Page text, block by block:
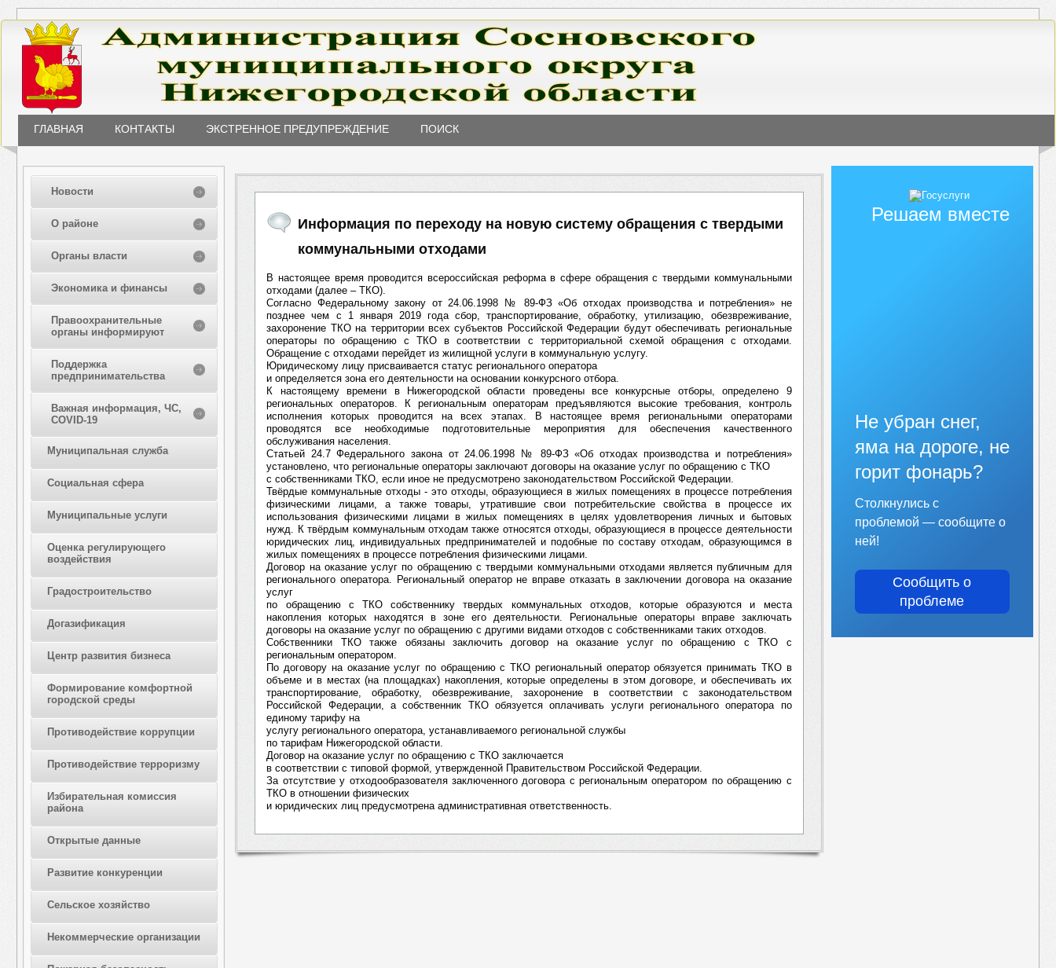
ГЛАВНАЯ КОНТАКТЫ ЭКСТРЕННОЕ ПРЕДУПРЕЖДЕНИЕ ПОИСК
Новости
О районе
Органы власти
Экономика и финансы
Правоохранительные
органы информируют
Поддержка
предпринимательства
Важная информация, ЧС,
COVID-19
Муниципальная служба
Социальная сфера
Муниципальные услуги
Оценка регулирующего
воздействия
Градостроительство
Догазификация
Центр развития бизнеса
Формирование комфортной
городской среды
Противодействие коррупции
Противодействие терроризму
Избирательная комиссия
района
Открытые данные
Развитие конкуренции
Сельское хозяйство
Некоммерческие организации
Информация по переходу на новую систему обращения с твердыми
коммунальными отходами
В настоящее время проводится всероссийская реформа в сфере обращения с твердыми коммунальными
отходами (далее – ТКО).
Согласно Федеральному закону от 24.06.1998 № 89-ФЗ «Об отходах производства и потребления» не
позднее чем с 1 января 2019 года сбор, транспортирование, обработку, утилизацию, обезвреживание,
захоронение ТКО на территории всех субъектов Российской Федерации будут обеспечивать региональные
операторы по обращению с ТКО в соответствии с территориальной схемой обращения с отходами.
Обращение с отходами перейдет из жилищной услуги в коммунальную услугу.
Юридическому лицу присваивается статус регионального оператора
и определяется зона его деятельности на основании конкурсного отбора.
К настоящему времени в Нижегородской области проведены все конкурсные отборы, определено 9
региональных операторов. К региональным операторам предъявляются высокие требования, контроль
исполнения которых проводится на всех этапах. В настоящее время региональными операторами
проводятся все необходимые подготовительные мероприятия для обеспечения качественного
обслуживания населения.
Статьей 24.7 Федерального закона от 24.06.1998 № 89-ФЗ «Об отходах производства и потребления»
установлено, что региональные операторы заключают договоры на оказание услуг по обращению с ТКО
с собственниками ТКО, если иное не предусмотрено законодательством Российской Федерации.
Твёрдые коммунальные отходы - это отходы, образующиеся в жилых помещениях в процессе потребления
физическими лицами, а также товары, утратившие свои потребительские свойства в процессе их
использования физическими лицами в жилых помещениях в целях удовлетворения личных и бытовых
нужд. К твёрдым коммунальным отходам также относятся отходы, образующиеся в процессе деятельности
юридических лиц, индивидуальных предпринимателей и подобные по составу отходам, образующимся в
жилых помещениях в процессе потребления физическими лицами.
Договор на оказание услуг по обращению с твердыми коммунальными отходами является публичным для
регионального оператора. Региональный оператор не вправе отказать в заключении договора на оказание
услуг
по обращению с ТКО собственнику твердых коммунальных отходов, которые образуются и места
накопления которых находятся в зоне его деятельности. Региональные операторы вправе заключать
договоры на оказание услуг по обращению с другими видами отходов с собственниками таких отходов.
Собственники ТКО также обязаны заключить договор на оказание услуг по обращению с ТКО с
региональным оператором.
По договору на оказание услуг по обращению с ТКО региональный оператор обязуется принимать ТКО в
объеме и в местах (на площадках) накопления, которые определены в этом договоре, и обеспечивать их
транспортирование, обработку, обезвреживание, захоронение в соответствии с законодательством
Российской Федерации, а собственник ТКО обязуется оплачивать услуги регионального оператора по
единому тарифу на
услугу регионального оператора, устанавливаемого региональной службы
по тарифам Нижегородской области.
Договор на оказание услуг по обращению с ТКО заключается
в соответствии с типовой формой, утвержденной Правительством Российской Федерации.
За отсутствие у отходообразователя заключенного договора с региональным оператором по обращению с
ТКО в отношении физических
и юридических лиц предусмотрена административная ответственность.
Решаем вместе
Не убран снег,
яма на дороге, не
горит фонарь?
Столкнулись с
проблемой — сообщите о
ней!
Сообщить о
проблеме